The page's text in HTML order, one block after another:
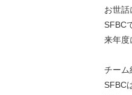
お世話
SFBC
来年度
チーム
SFBC